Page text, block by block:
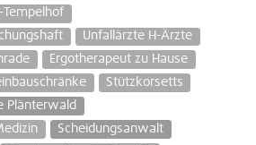
Unfallärzte H-Ärzte
Ergotherapeut zu Hause
Stützkorsetts
Plänterwald
Scheidungsanwalt